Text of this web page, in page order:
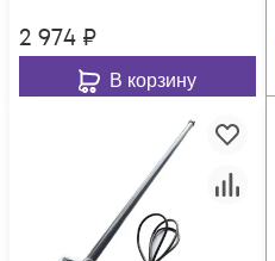
2 974 ₽
В корзину